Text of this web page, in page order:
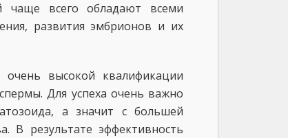
чаще всего обладают всеми
развития эмбрионов и их
высокой квалификации
Для успеха очень важно
а значит с большей
В результате эффективность